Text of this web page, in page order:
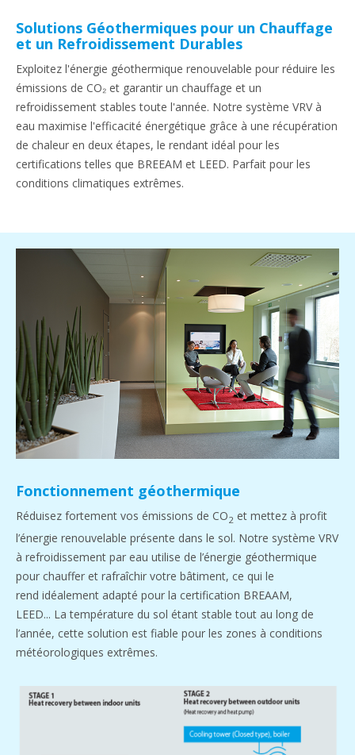
Solutions Géothermiques pour un Chauffage
et un Refroidissement Durables
Exploitez l'énergie géothermique renouvelable pour réduire les
émissions de CO₂ et garantir un chauffage et un
refroidissement stables toute l'année. Notre système VRV à
eau maximise l'efficacité énergétique grâce à une récupération
de chaleur en deux étapes, le rendant idéal pour les
certifications telles que BREEAM et LEED. Parfait pour les
conditions climatiques extrêmes.
Fonctionnement géothermique
Réduisez fortement vos émissions de CO2 et mettez à profit
l’énergie renouvelable présente dans le sol. Notre système VRV
à refroidissement par eau utilise de l’énergie géothermique
pour chauffer et rafraîchir votre bâtiment, ce qui le
rend idéalement adapté pour la certification BREAAM,
LEED... La température du sol étant stable tout au long de
l’année, cette solution est fiable pour les zones à conditions
météorologiques extrêmes.